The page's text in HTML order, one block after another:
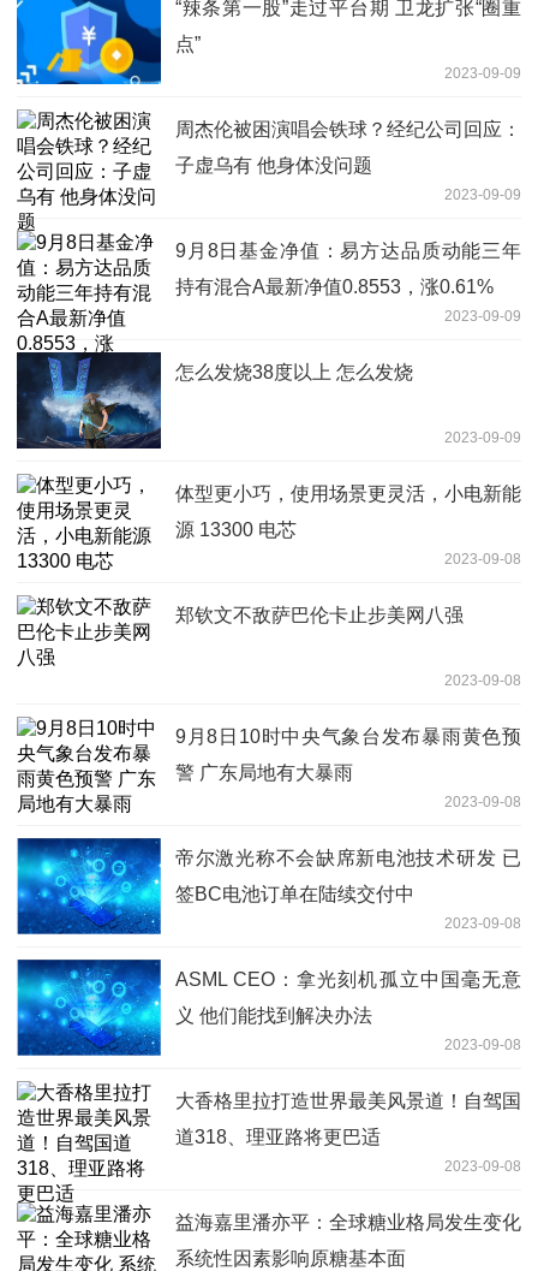
“辣条第一股”走过平台期 卫龙扩张“圈重
点”
2023-09-09
周杰伦被困演唱会铁球？经纪公司回应：
子虚乌有 他身体没问题
2023-09-09
9月8日基金净值：易方达品质动能三年
持有混合A最新净值0.8553，涨0.61%
2023-09-09
怎么发烧38度以上 怎么发烧
2023-09-09
体型更小巧，使用场景更灵活，小电新能
源 13300 电芯
2023-09-08
郑钦文不敌萨巴伦卡止步美网八强
2023-09-08
9月8日10时中央气象台发布暴雨黄色预
警 广东局地有大暴雨
2023-09-08
帝尔激光称不会缺席新电池技术研发 已
签BC电池订单在陆续交付中
2023-09-08
ASML CEO：拿光刻机孤立中国毫无意
义 他们能找到解决办法
2023-09-08
大香格里拉打造世界最美风景道！自驾国
道318、理亚路将更巴适
2023-09-08
益海嘉里潘亦平：全球糖业格局发生变化
系统性因素影响原糖基本面